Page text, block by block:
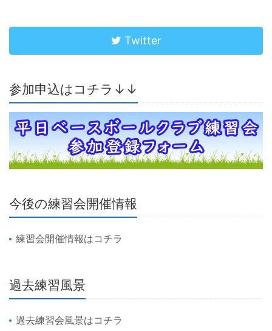
Twitter
参加申込はコチラ↓↓
今後の練習会開催情報
練習会開催情報はコチラ
過去練習風景
過去練習会風景はコチラ